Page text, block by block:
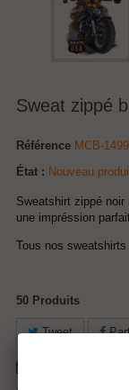
Sweat zippé
Référence MCB-
État : Nouveau
Sweatshirt zippé noir
une impréssion
Tous nos
50 Produits
Tweet